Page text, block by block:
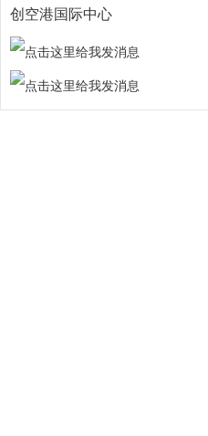
创空港国际中心